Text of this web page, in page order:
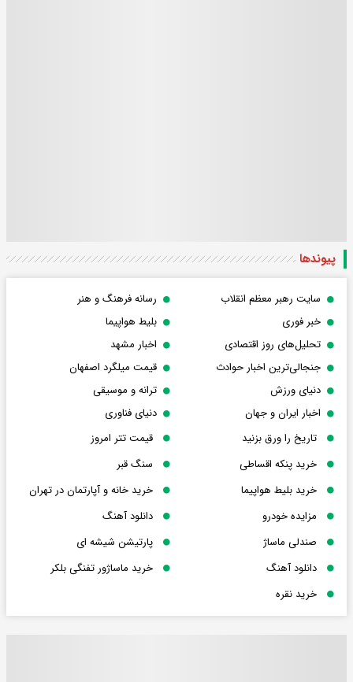
پیوندها
سایت رهبر معظم انقلاب
رسانه فرهنگ و هنر
خبر فوری
بلیط هواپیما
تحلیل‌های روز اقتصادی
اخبار مشهد
جنجالی‌ترین اخبار حوادث
قیمت میلگرد اصفهان
دنیای ورزش
ترانه و موسیقی
اخبار ایران و جهان
دنیای فناوری
تاریخ را ورق بزنید
قیمت تتر امروز
خرید پنکه اقساطی
سنگ قبر
خرید بلیط هواپیما
خرید خانه و آپارتمان در تهران
مزایده خودرو
دانلود آهنگ
صندلی ماساژ
پارتیشن شیشه ای
دانلود آهنگ
خرید ماساژور تفنگی بلکر
خرید نقره